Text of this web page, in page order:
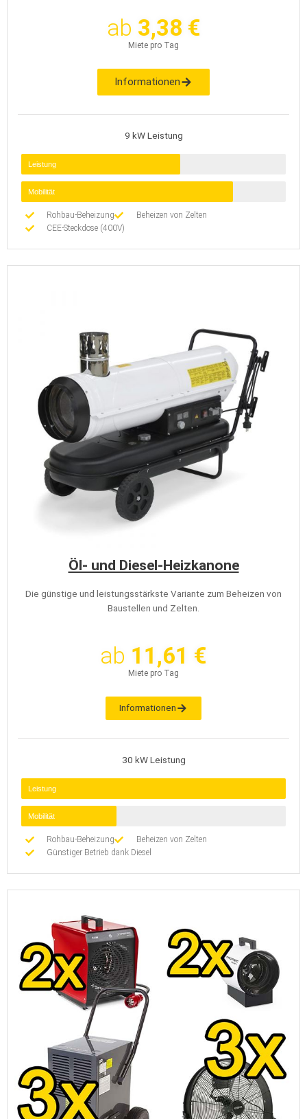
ab 3,38 €
Miete pro Tag
Informationen
9 kW Leistung
Leistung
Mobilität
Rohbau-Beheizung
Beheizen von Zelten
CEE-Steckdose (400V)
Öl- und Diesel-Heizkanone
Die günstige und leistungsstärkste Variante zum Beheizen von
Baustellen und Zelten.
ab 11,61 €
Miete pro Tag
Informationen
30 kW Leistung
Leistung
Mobilität
Rohbau-Beheizung
Beheizen von Zelten
Günstiger Betrieb dank Diesel